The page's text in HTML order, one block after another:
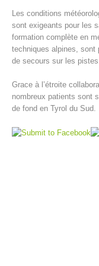
Les conditions
sont exigeants pour les
formation complète en
techniques alpines, sont
de secours sur les
Grace à l’étroite
nombreux patients sont
de fond en Tyrol du Sud.